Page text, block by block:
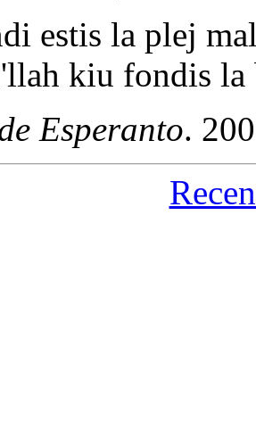
estis la plej
kiu fondis la
Esperanto.